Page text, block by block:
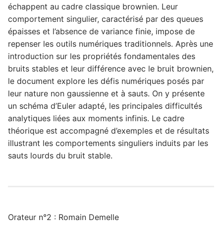
échappent au cadre classique brownien. Leur
comportement singulier, caractérisé par des queues
épaisses et l’absence de variance finie, impose de
repenser les outils numériques traditionnels. Après une
introduction sur les propriétés fondamentales des
bruits stables et leur différence avec le bruit brownien,
le document explore les défis numériques posés par
leur nature non gaussienne et à sauts. On y présente
un schéma d’Euler adapté, les principales difficultés
analytiques liées aux moments infinis. Le cadre
théorique est accompagné d’exemples et de résultats
illustrant les comportements singuliers induits par les
sauts lourds du bruit stable.
Orateur n°2 : Romain Demelle